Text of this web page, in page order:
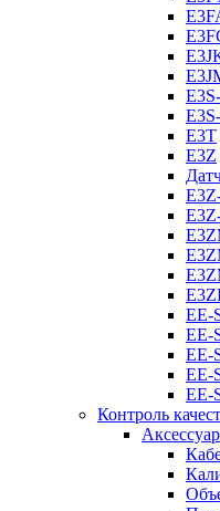
E3T
E3Z
EE-
EE-
EE-
EE-
EE-
Контроль